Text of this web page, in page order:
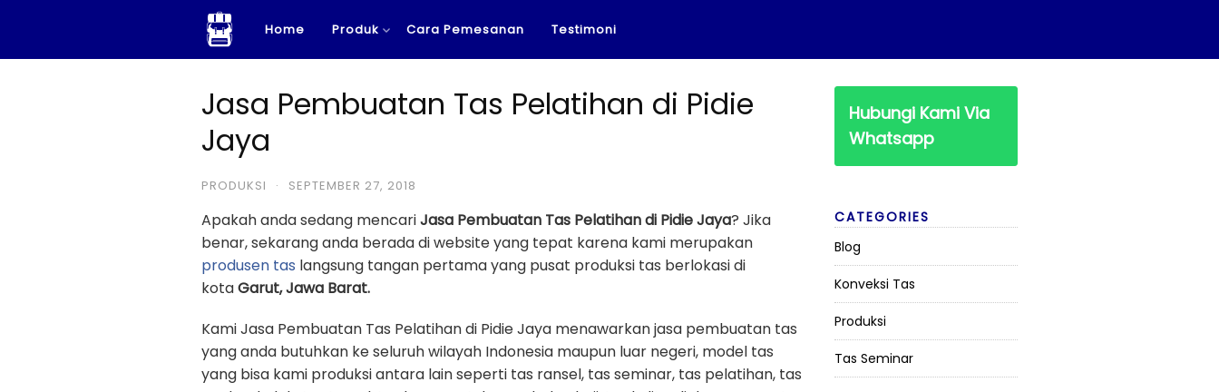
content
Home Produk Cara Pemesanan Testimoni
Jasa Pembuatan Tas Pelatihan di Pidie
Jaya
PRODUKSI · SEPTEMBER 27, 2018
Apakah anda sedang mencariJasa Pembuatan Tas Pelatihan di Pidie Jaya? Jika
benar, sekarang anda berada di website yang tepat karena kami merupakan
produsen tas langsung tangan pertama yang pusat produksi tas berlokasi di
kotaGarut, Jawa Barat.
Kami Jasa Pembuatan Tas Pelatihan di Pidie Jaya menawarkan jasa pembuatan tas
yang anda butuhkan ke seluruh wilayah Indonesia maupun luar negeri, model tas
yang bisa kami produksi antara lain seperti tas ransel, tas seminar, tas pelatihan, tas
Hubungi Kami Via
Whatsapp
CATEGORIES
Blog
Konveksi Tas
Produksi
Tas Seminar